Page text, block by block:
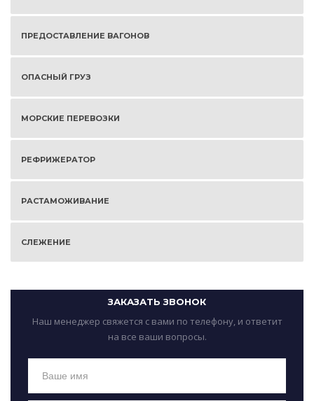
ПРЕДОСТАВЛЕНИЕ ВАГОНОВ
ОПАСНЫЙ ГРУЗ
МОРСКИЕ ПЕРЕВОЗКИ
РЕФРИЖЕРАТОР
РАСТАМОЖИВАНИЕ
СЛЕЖЕНИЕ
ЗАКАЗАТЬ ЗВОНОК
Наш менеджер свяжется с вами по телефону, и ответит
на все ваши вопросы.